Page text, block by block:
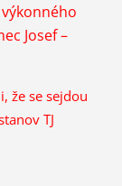
Josef –
že se sejdou
TJ